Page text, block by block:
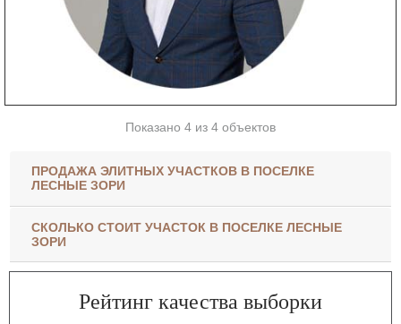
Показано 4 из 4 объектов
ПРОДАЖА ЭЛИТНЫХ УЧАСТКОВ В ПОСЕЛКЕ
ЛЕСНЫЕ ЗОРИ
СКОЛЬКО СТОИТ УЧАСТОК В ПОСЕЛКЕ ЛЕСНЫЕ
ЗОРИ
Рейтинг качества выборки